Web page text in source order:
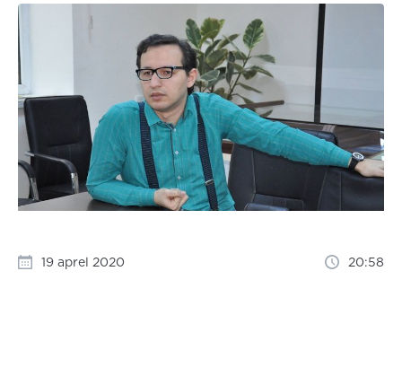
19 aprel 2020 20:58